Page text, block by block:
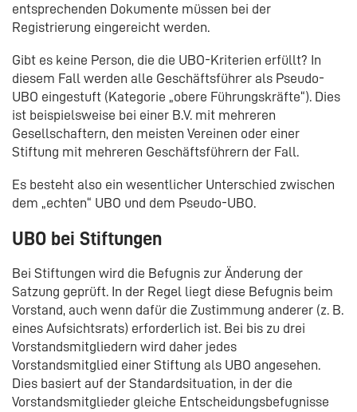
entsprechenden Dokumente müssen bei der
Registrierung eingereicht werden.
Gibt es keine Person, die die UBO-Kriterien erfüllt? In
diesem Fall werden alle Geschäftsführer als Pseudo-
UBO eingestuft (Kategorie „obere Führungskräfte“). Dies
ist beispielsweise bei einer B.V. mit mehreren
Gesellschaftern, den meisten Vereinen oder einer
Stiftung mit mehreren Geschäftsführern der Fall.
Es besteht also ein wesentlicher Unterschied zwischen
dem „echten“ UBO und dem Pseudo-UBO.
UBO bei Stiftungen
Bei Stiftungen wird die Befugnis zur Änderung der
Satzung geprüft. In der Regel liegt diese Befugnis beim
Vorstand, auch wenn dafür die Zustimmung anderer (z. B.
eines Aufsichtsrats) erforderlich ist. Bei bis zu drei
Vorstandsmitgliedern wird daher jedes
Vorstandsmitglied einer Stiftung als UBO angesehen.
Dies basiert auf der Standardsituation, in der die
Vorstandsmitglieder gleiche Entscheidungsbefugnisse